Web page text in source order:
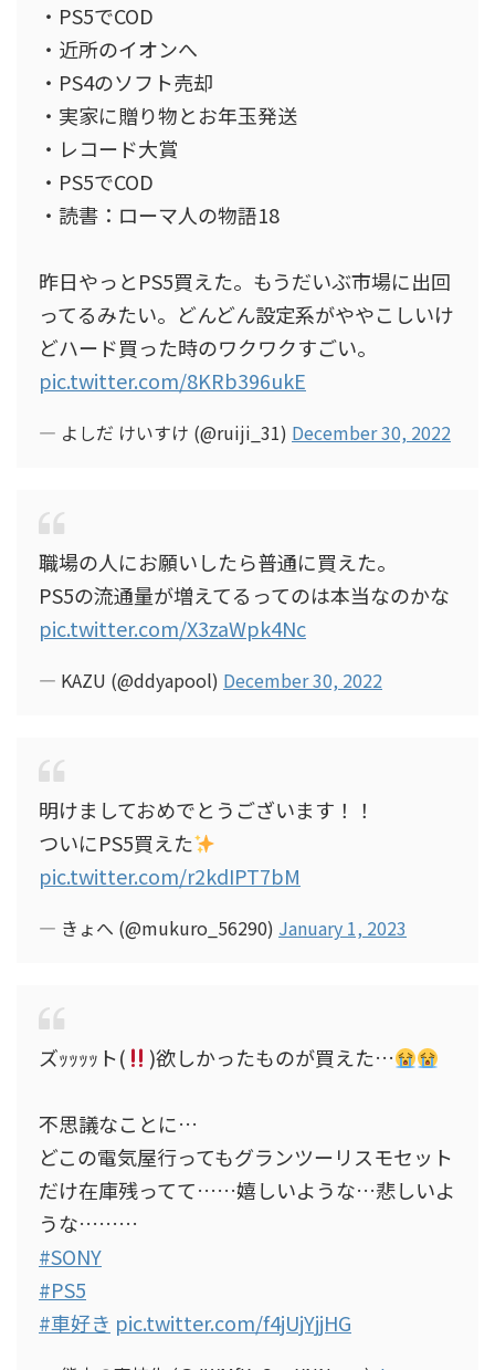
・PS5でCOD
・近所のイオンへ
・PS4のソフト売却
・実家に贈り物とお年玉発送
・レコード大賞
・PS5でCOD
・読書：ローマ人の物語18
昨日やっとPS5買えた。もうだいぶ市場に出回
ってるみたい。どんどん設定系がややこしいけ
どハード買った時のワクワクすごい。
pic.twitter.com/8KRb396ukE
— よしだ けいすけ (@ruiji_31) December 30, 2022
職場の人にお願いしたら普通に買えた。
PS5の流通量が増えてるってのは本当なのかな
pic.twitter.com/X3zaWpk4Nc
— KAZU (@ddyapool) December 30, 2022
明けましておめでとうございます！！
ついにPS5買えた
pic.twitter.com/r2kdIPT7bM
— きょへ (@mukuro_56290) January 1, 2023
ズｯｯｯｯト( )欲しかったものが買えた…
不思議なことに…
どこの電気屋行ってもグランツーリスモセット
だけ在庫残ってて……嬉しいような…悲しいよ
うな………
#SONY
#PS5
#車好き pic.twitter.com/f4jUjYjjHG